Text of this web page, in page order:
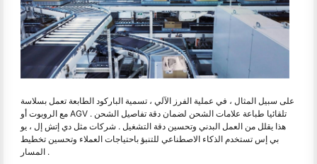
على سبيل المثال ، في عملية الفرز الآلي ، تسمية الباركود الطابعة تعمل بسلاسة
مع الروبوت أو AGV تلقائيا طباعة علامات الشحن لضمان دقة تفاصيل الشحن .
هذا يقلل من العمل البدني وتحسين دقة التشغيل . شركات مثل دي إتش إل ، يو
بي إس تستخدم الذكاء الاصطناعي للتنبؤ باحتياجات العملاء وتحسين تخطيط
المسار .